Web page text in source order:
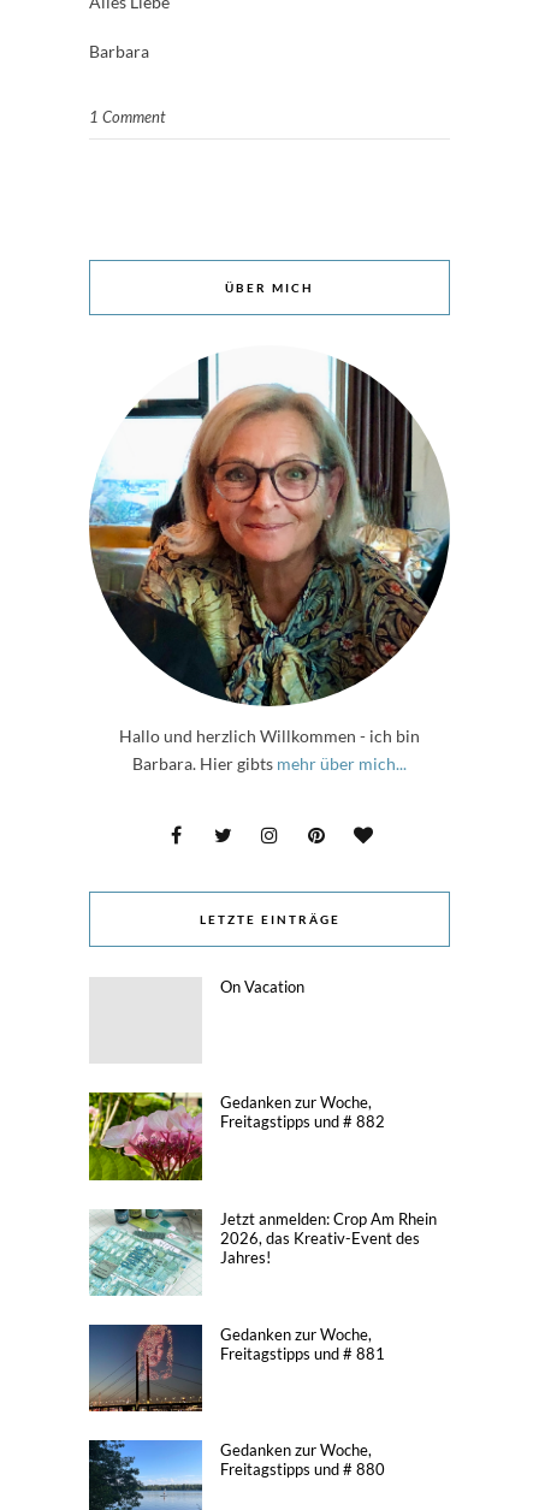
Barbara
1 Comment
ÜBER MICH
Hallo und herzlich Willkommen - ich bin
Barbara. Hier gibts mehr über mich...
LETZTE EINTRÄGE
On Vacation
Gedanken zur Woche,
Freitagstipps und # 882
Jetzt anmelden: Crop Am Rhein
2026, das Kreativ-Event des
Jahres!
Gedanken zur Woche,
Freitagstipps und # 881
Gedanken zur Woche,
Freitagstipps und # 880